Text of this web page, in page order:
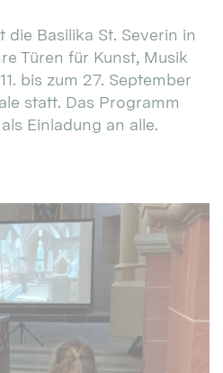
Basilika St. Severin in
Türen für Kunst, Musik
bis zum 27. September
statt. Das Programm
Einladung an alle.